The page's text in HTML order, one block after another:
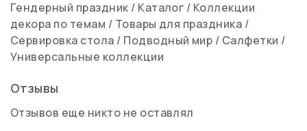
Гендерный праздник / Каталог / Коллекции
декора по темам / Товары для праздника /
Сервировка стола / Подводный мир / Салфетки /
Универсальные коллекции
Отзывы
Отзывов еще никто не оставлял